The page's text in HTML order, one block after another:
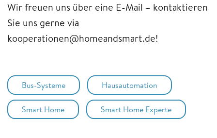
Wir freuen uns über eine E-Mail – kontaktieren
Sie uns gerne via
kooperationen@homeandsmart.de!
Bus-Systeme Hausautomation
Smart Home Smart Home Experte